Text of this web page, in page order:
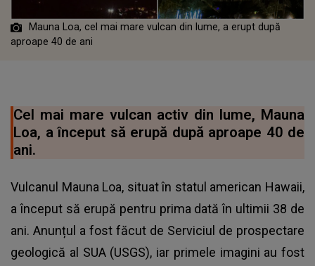
Mauna Loa, cel mai mare vulcan din lume, a erupt după
aproape 40 de ani
Cel mai mare vulcan activ din lume, Mauna
Loa, a început să erupă după aproape 40 de
ani.
Vulcanul Mauna Loa, situat în statul american Hawaii,
a început să erupă pentru prima dată în ultimii 38 de
ani. Anunțul a fost făcut de Serviciul de prospectare
geologică al SUA (USGS), iar primele imagini au fost